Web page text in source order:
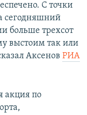
С точки
сегодняшний
больше трехсот
выстоим так или
Аксенов РИА
акция по